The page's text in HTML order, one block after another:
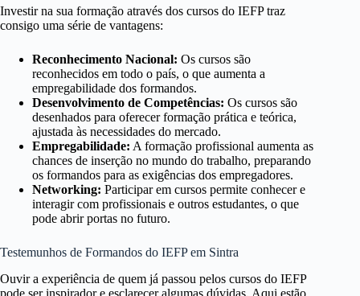
Investir na sua formação através dos cursos do IEFP traz
consigo uma série de vantagens:
Reconhecimento Nacional: Os cursos são
reconhecidos em todo o país, o que aumenta a
empregabilidade dos formandos.
Desenvolvimento de Competências: Os cursos são
desenhados para oferecer formação prática e teórica,
ajustada às necessidades do mercado.
Empregabilidade: A formação profissional aumenta as
chances de inserção no mundo do trabalho, preparando
os formandos para as exigências dos empregadores.
Networking: Participar em cursos permite conhecer e
interagir com profissionais e outros estudantes, o que
pode abrir portas no futuro.
Testemunhos de Formandos do IEFP em Sintra
Ouvir a experiência de quem já passou pelos cursos do IEFP
pode ser inspirador e esclarecer algumas dúvidas. Aqui estão